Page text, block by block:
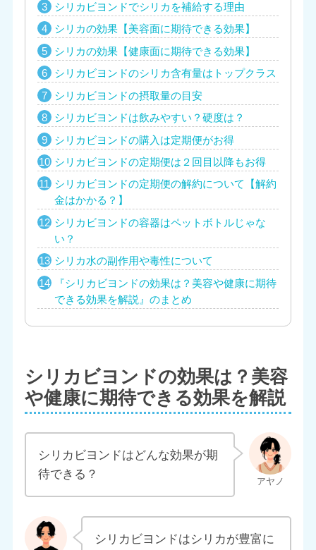
シリカビヨンドでシリカを補給する理由
シリカの効果【美容面に期待できる効果】
シリカの効果【健康面に期待できる効果】
シリカビヨンドのシリカ含有量はトップクラス
シリカビヨンドの摂取量の目安
シリカビヨンドは飲みやすい？硬度は？
シリカビヨンドの購入は定期便がお得
シリカビヨンドの定期便は２回目以降もお得
シリカビヨンドの定期便の解約について【解約
金はかかる？】
シリカビヨンドの容器はペットボトルじゃな
い？
シリカ水の副作用や毒性について
『シリカビヨンドの効果は？美容や健康に期待
できる効果を解説』のまとめ
シリカビヨンドの効果は？美容
や健康に期待できる効果を解説
シリカビヨンドはどんな効果が期
待できる？
シリカビヨンドはシリカが豊富に